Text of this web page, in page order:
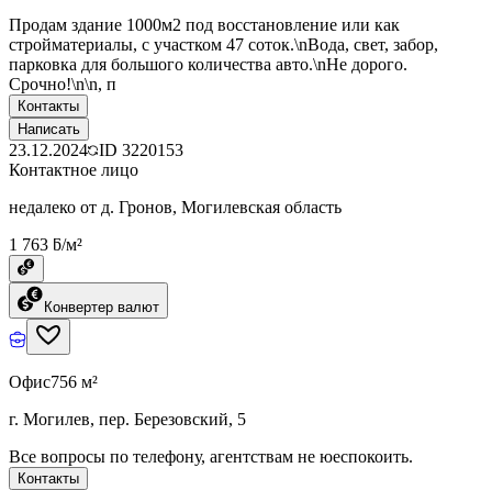
Продам здание 1000м2 под восстановление или как
стройматериалы, с участком 47 соток.\nВода, свет, забор,
парковка для большого количества авто.\nНе дорого.
Срочно!\n\n, п
Контакты
Написать
23.12.2024 ID 3220153
Контактное лицо
недалеко от д. Гронов, Могилевская область
1 763 ƃ/м²
Конвертер валют
Офис756 м²
г. Могилев, пер. Березовский, 5
Все вопросы по телефону, агентствам не юеспокоить.
Контакты